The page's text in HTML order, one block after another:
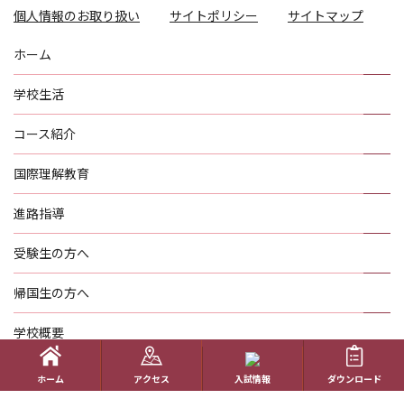
個人情報のお取り扱い サイトポリシー サイトマップ
ホーム
学校生活
コース紹介
国際理解教育
進路指導
受験生の方へ
帰国生の方へ
学校概要
在校生の方へ
ホーム アクセス 入試情報 ダウンロード